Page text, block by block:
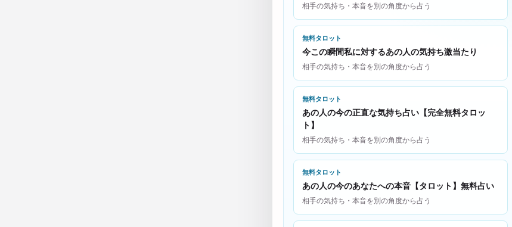
相手の気持ち・本音を別の角度から占う
無料タロット
今この瞬間私に対するあの人の気持ち激当たり
相手の気持ち・本音を別の角度から占う
無料タロット
あの人の今の正直な気持ち占い【完全無料タロッ
ト】
相手の気持ち・本音を別の角度から占う
無料タロット
あの人の今のあなたへの本音【タロット】無料占い
相手の気持ち・本音を別の角度から占う